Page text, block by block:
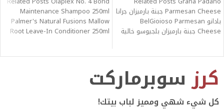
Parmesan Cheese جبنة بارميزان جرانا
بادانو BelGioioso Parmesan
Cheese جبنة بارميزان بلجيوسو خالية
Maintenance Shampoo 250ml
Palmer's Natural Fusions Mallow
Root Leave-In Conditioner 250ml
كرز سوبرماركت
كل شيء شهي ومميز لباب بيتك!